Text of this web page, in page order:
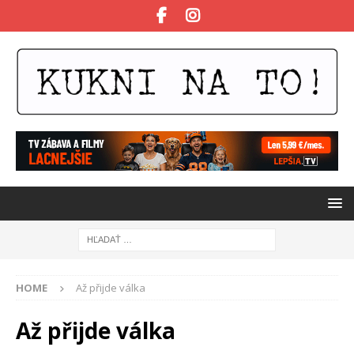
HOME Až přijde válka
Až přijde válka